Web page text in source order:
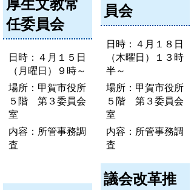
厚生文教常
任委員会
日時：４月１５日
（月曜日）９時～
場所：甲賀市役所
５階 第３委員会
室
内容：所管事務調
査
員会
日時：４月１８日
（木曜日）１３時
半～
場所：甲賀市役所
５階 第３委員会
室
内容：所管事務調
査
議会改革推